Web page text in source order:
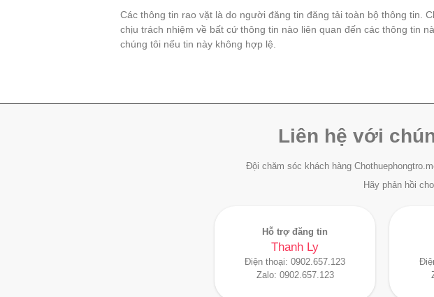
Các thông tin rao vặt là do người đăng tin đăng tải toàn bộ thông tin.
chịu trách nhiệm về bất cứ thông tin nào liên quan đến các thông tin
chúng tôi nếu tin này không hợp lệ.
Liên hệ với
Đội chăm sóc khách hàng
Hãy phản hồi
Hỗ trợ đăng tin
Thanh Ly
Điện thoại: 0902.657.123
Zalo: 0902.657.123